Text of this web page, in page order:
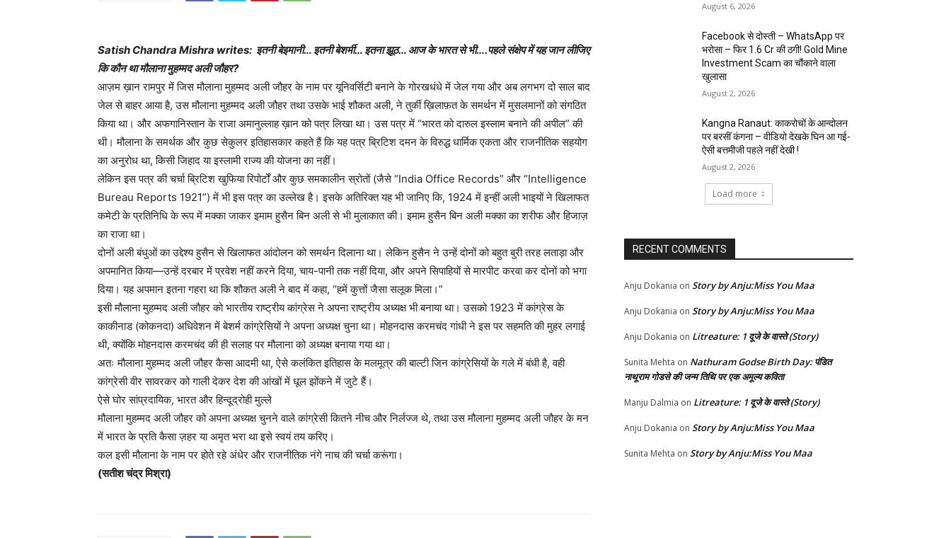
Satish Chandra Mishra writes: इतनी बेइमानी… इतनी बेशर्मी… इतना झूठ… आज के भारत से भी….पहले संक्षेप में यह जान लीजिए
कि कौन था मौलाना मुहम्मद अली जौहर?
आज़म ख़ान रामपुर में जिस मौलाना मुहम्मद अली जौहर के नाम पर यूनिवर्सिटी बनाने के गोरखधंधे में जेल गया और अब लगभग दो साल बाद
जेल से बाहर आया है, उस मौलाना मुहम्मद अली जौहर तथा उसके भाई शौकत अली, ने तुर्की ख़िलाफ़त के समर्थन में मुसलमानों को संगठित
किया था। और अफगानिस्तान के राजा अमानुल्लाह ख़ान को पत्र लिखा था। उस पत्र में “भारत को दारुल इस्लाम बनाने की अपील” की
थी। मौलाना के समर्थक और कुछ सेकुलर इतिहासकार कहते हैं कि यह पत्र ब्रिटिश दमन के विरुद्ध धार्मिक एकता और राजनीतिक सहयोग
का अनुरोध था, किसी जिहाद या इस्लामी राज्य की योजना का नहीं।
लेकिन इस पत्र की चर्चा ब्रिटिश खुफिया रिपोर्टों और कुछ समकालीन स्रोतों (जैसे “India Office Records” और “Intelligence
Bureau Reports 1921”) में भी इस पत्र का उल्लेख है। इसके अतिरिक्त यह भी जानिए कि, 1924 में इन्हीं अली भाइयों ने खिलाफत
कमेटी के प्रतिनिधि के रूप में मक्का जाकर इमाम हुसैन बिन अली से भी मुलाकात की। इमाम हुसैन बिन अली मक्का का शरीफ और हिजाज़
का राजा था।
दोनों अली बंधुओं का उद्देश्य हुसैन से खिलाफत आंदोलन को समर्थन दिलाना था। लेकिन हुसैन ने उन्हें दोनों को बहुत बुरी तरह लताड़ा और
अपमानित किया—उन्हें दरबार में प्रवेश नहीं करने दिया, चाय-पानी तक नहीं दिया, और अपने सिपाहियों से मारपीट करवा कर दोनों को भगा
दिया। यह अपमान इतना गहरा था कि शौकत अली ने बाद में कहा, “हमें कुत्तों जैसा सलूक मिला।”
इसी मौलाना मुहम्मद अली जौहर को भारतीय राष्ट्रीय कांग्रेस ने अपना राष्ट्रीय अध्यक्ष भी बनाया था। उसको 1923 में कांग्रेस के
काकीनाड (कोकनदा) अधिवेशन में बेशर्म कांग्रेसियों ने अपना अध्यक्ष चुना था। मोहनदास करमचंद गांधी ने इस पर सहमति की मुहर लगाई
थी, क्योंकि मोहनदास करमचंद की ही सलाह पर मौलाना को अध्यक्ष बनाया गया था।
अतः मौलाना मुहम्मद अली जौहर कैसा आदमी था, ऐसे कलंकित इतिहास के मलमूत्र की बाल्टी जिन कांग्रेसियों के गले में बंधी है, वही
कांग्रेसी वीर सावरकर को गाली देकर देश की आंखों में धूल झोंकने में जुटे हैं।
ऐसे घोर सांप्रदायिक, भारत और हिन्दूद्रोही मुल्ले
मौलाना मुहम्मद अली जौहर को अपना अध्यक्ष चुनने वाले कांग्रेसी कितने नीच और निर्लज्ज थे, तथा उस मौलाना मुहम्मद अली जौहर के मन
में भारत के प्रति कैसा ज़हर या अमृत भरा था इसे स्वयं तय करिए।
कल इसी मौलाना के नाम पर होते रहे अंधेर और राजनीतिक नंगे नाच की चर्चा करूंगा।
(सतीश चंद्र मिश्रा)
August 6, 2026
Facebook से दोस्ती – WhatsApp पर
भरोसा – फिर 1.6 Cr की ठगी! Gold Mine
Investment Scam का चौंकाने वाला
खुलासा
August 2, 2026
Kangna Ranaut: काकरोचों के आन्दोलन
पर बरसीं कंगना – वीडियो देखके घिन आ गई-
ऐसी बत्तमीजी पहले नहीं देखी !
August 2, 2026
Load more
RECENT COMMENTS
Anju Dokania on Story by Anju:Miss You Maa
Anju Dokania on Story by Anju:Miss You Maa
Anju Dokania on Litreature: 1 दूजे के वास्ते (Story)
Sunita Mehta on Nathuram Godse Birth Day: पंडित
नाथूराम गोडसे की जन्म तिथि पर एक अमूल्य कविता
Manju Dalmia on Litreature: 1 दूजे के वास्ते (Story)
Anju Dokania on Story by Anju:Miss You Maa
Sunita Mehta on Story by Anju:Miss You Maa